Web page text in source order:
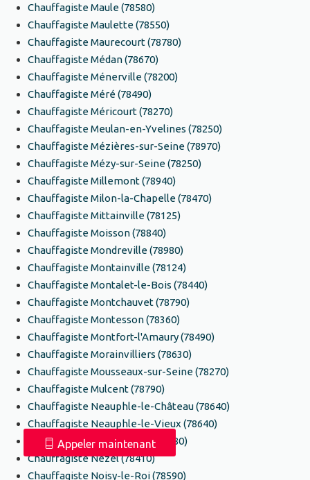
Chauffagiste Maule (78580)
Chauffagiste Maulette (78550)
Chauffagiste Maurecourt (78780)
Chauffagiste Médan (78670)
Chauffagiste Ménerville (78200)
Chauffagiste Méré (78490)
Chauffagiste Méricourt (78270)
Chauffagiste Meulan-en-Yvelines (78250)
Chauffagiste Mézières-sur-Seine (78970)
Chauffagiste Mézy-sur-Seine (78250)
Chauffagiste Millemont (78940)
Chauffagiste Milon-la-Chapelle (78470)
Chauffagiste Mittainville (78125)
Chauffagiste Moisson (78840)
Chauffagiste Mondreville (78980)
Chauffagiste Montainville (78124)
Chauffagiste Montalet-le-Bois (78440)
Chauffagiste Montchauvet (78790)
Chauffagiste Montesson (78360)
Chauffagiste Montfort-l'Amaury (78490)
Chauffagiste Morainvilliers (78630)
Chauffagiste Mousseaux-sur-Seine (78270)
Chauffagiste Mulcent (78790)
Chauffagiste Neauphle-le-Château (78640)
Chauffagiste Neauphle-le-Vieux (78640)
Chauffagiste Neauphlette (78980)
Chauffagiste Nézel (78410)
Chauffagiste Noisy-le-Roi (78590)
Appeler maintenant